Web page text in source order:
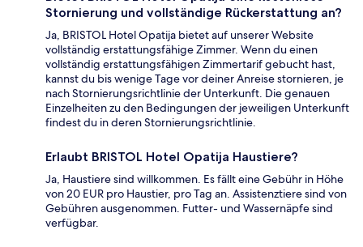
Stornierung und vollständige Rückerstattung an?
Ja, BRISTOL Hotel Opatija bietet auf unserer Website
vollständig erstattungsfähige Zimmer. Wenn du einen
vollständig erstattungsfähigen Zimmertarif gebucht hast,
kannst du bis wenige Tage vor deiner Anreise stornieren, je
nach Stornierungsrichtlinie der Unterkunft. Die genauen
Einzelheiten zu den Bedingungen der jeweiligen Unterkunft
findest du in deren Stornierungsrichtlinie.
Erlaubt BRISTOL Hotel Opatija Haustiere?
Ja, Haustiere sind willkommen. Es fällt eine Gebühr in Höhe
von 20 EUR pro Haustier, pro Tag an. Assistenztiere sind von
Gebühren ausgenommen. Futter- und Wassernäpfe sind
verfügbar.